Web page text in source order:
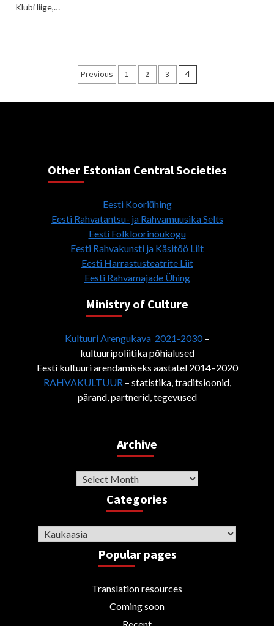
Klubi liige,…
Posts
Previous 1 2 3 4
Other Estonian Central Societies
Eesti Kooriühing
Eesti Rahvatantsu- ja Rahvamuusika Selts
Eesti Folkloorinõukogu
Eesti Rahvakunsti ja Käsitöö Liit
Eesti Harrastusteatrite Liit
Eesti Rahvamajade Ühing
Ministry of Culture
Kultuuri Arengukava 2021-2030–
kultuuripoliitika põhialused
Eesti kultuuri arendamiseks aastatel 2014–2020
RAHVAKULTUUR– statistika, traditsioonid,
pärand, partnerid, tegevused
Archive
Archive
Categories
Categories
Popular pages
Translation resources
Coming soon